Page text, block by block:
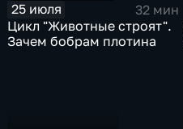
25 июля
32 мин
Цикл "Животные строят".
Зачем бобрам плотина